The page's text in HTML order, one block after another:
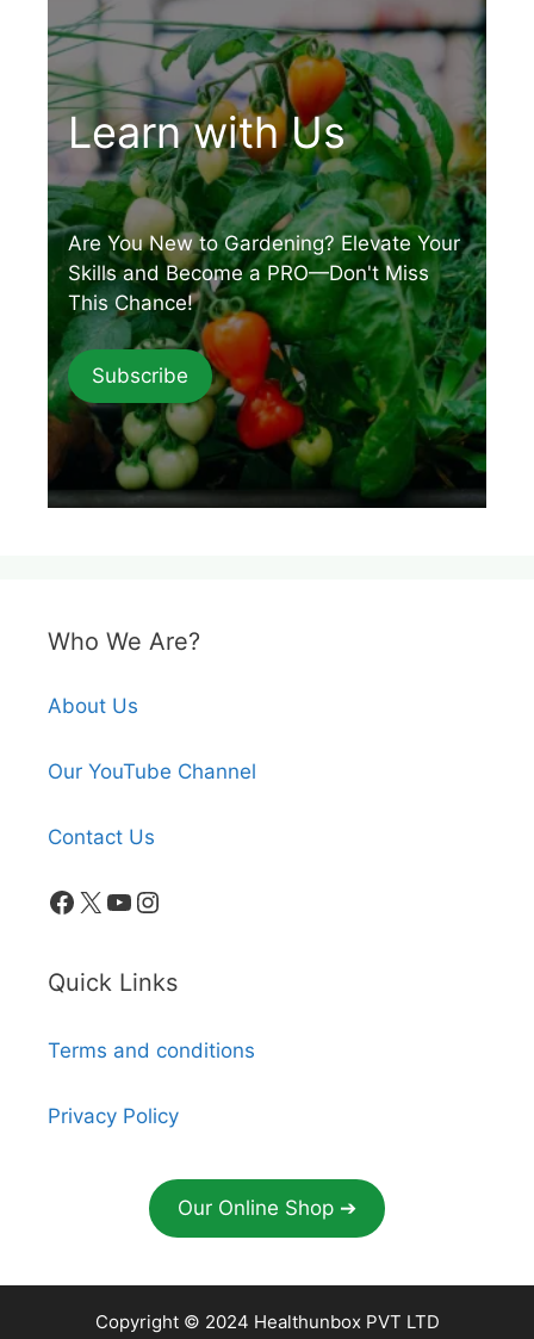
Learn with Us
Are You New to Gardening? Elevate Your
Skills and Become a PRO—Don't Miss
This Chance!
Subscribe
Who We Are?
About Us
Our YouTube Channel
Contact Us
Facebook
X YouTube
Instagram
Quick Links
Terms and conditions
Privacy Policy
Our Online Shop ➔
Copyright © 2024 Healthunbox PVT LTD